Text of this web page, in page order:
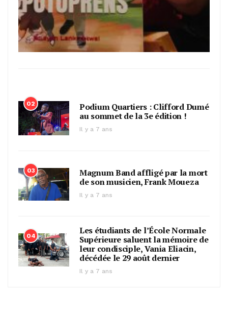
02
Podium Quartiers : Clifford Dumé
au sommet de la 3e édition !
Il y a 7 ans
03
Magnum Band affligé par la mort
de son musicien, Frank Moueza
Il y a 7 ans
04
Les étudiants de l’École Normale
Supérieure saluent la mémoire de
leur condisciple, Vania Eliacin,
décédée le 29 août dernier
Il y a 7 ans